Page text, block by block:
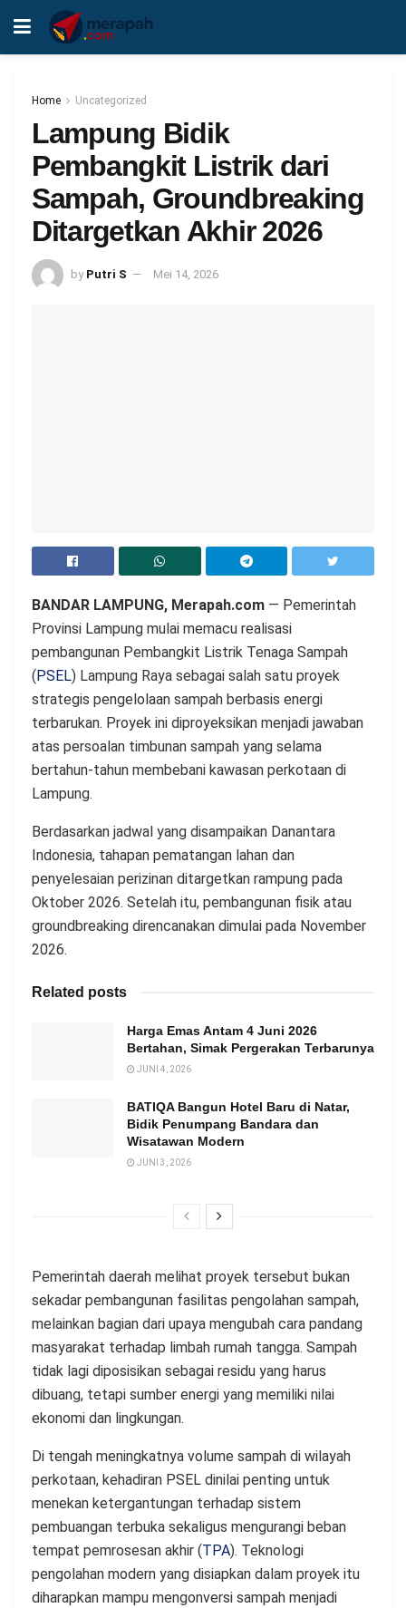
Home Uncategorized
Lampung Bidik
Pembangkit Listrik dari
Sampah, Groundbreaking
Ditargetkan Akhir 2026
by Putri S Mei 14, 2026
BANDAR LAMPUNG, Merapah.com — Pemerintah
Provinsi Lampung mulai memacu realisasi
pembangunan Pembangkit Listrik Tenaga Sampah
(PSEL) Lampung Raya sebagai salah satu proyek
strategis pengelolaan sampah berbasis energi
terbarukan. Proyek ini diproyeksikan menjadi jawaban
atas persoalan timbunan sampah yang selama
bertahun-tahun membebani kawasan perkotaan di
Lampung.
Berdasarkan jadwal yang disampaikan Danantara
Indonesia, tahapan pematangan lahan dan
penyelesaian perizinan ditargetkan rampung pada
Oktober 2026. Setelah itu, pembangunan fisik atau
groundbreaking direncanakan dimulai pada November
2026.
Related posts
Harga Emas Antam 4 Juni 2026
Bertahan, Simak Pergerakan Terbarunya
JUNI 4, 2026
BATIQA Bangun Hotel Baru di Natar,
Bidik Penumpang Bandara dan
Wisatawan Modern
JUNI 3, 2026
Pemerintah daerah melihat proyek tersebut bukan
sekadar pembangunan fasilitas pengolahan sampah,
melainkan bagian dari upaya mengubah cara pandang
masyarakat terhadap limbah rumah tangga. Sampah
tidak lagi diposisikan sebagai residu yang harus
dibuang, tetapi sumber energi yang memiliki nilai
ekonomi dan lingkungan.
Di tengah meningkatnya volume sampah di wilayah
perkotaan, kehadiran PSEL dinilai penting untuk
menekan ketergantungan terhadap sistem
pembuangan terbuka sekaligus mengurangi beban
tempat pemrosesan akhir (TPA). Teknologi
pengolahan modern yang disiapkan dalam proyek itu
diharapkan mampu mengonversi sampah menjadi